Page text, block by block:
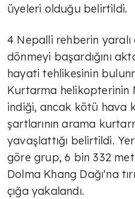
üyeleri olduğu belirtildi.
4 Nepalli rehberin yaralı
dönmeyi başardığını
hayati tehlikesinin
Kurtarma helikopterinin
indiği, ancak kötü hava
şartlarının arama
yavaşlattığı belirtildi.
göre grup, 6 bin 332
Dolma Khang Dağı'na
çığa yakalandı.